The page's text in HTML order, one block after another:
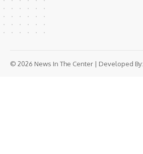
© 2026 News In The Center | Developed By: